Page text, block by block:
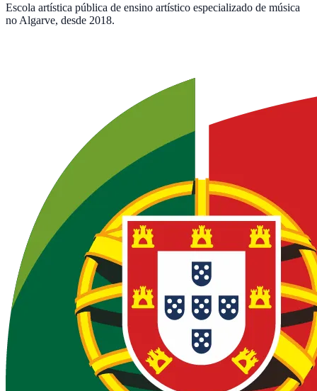
Escola artística pública de ensino artístico especializado de música
no Algarve, desde 2018.